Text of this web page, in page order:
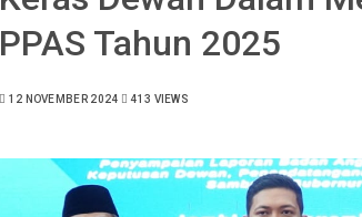
PPAS Tahun 2025
12 NOVEMBER 2024 413 VIEWS